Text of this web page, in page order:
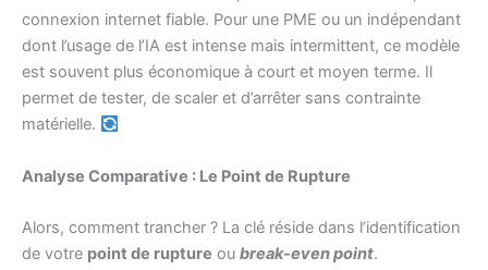
connexion internet fiable. Pour une PME ou un indépendant
dont l’usage de l’IA est intense mais intermittent, ce modèle
est souvent plus économique à court et moyen terme. Il
permet de tester, de scaler et d’arrêter sans contrainte
matérielle.
Analyse Comparative : Le Point de Rupture
Alors, comment trancher ? La clé réside dans l’identification
de votre point de rupture ou break-even point.